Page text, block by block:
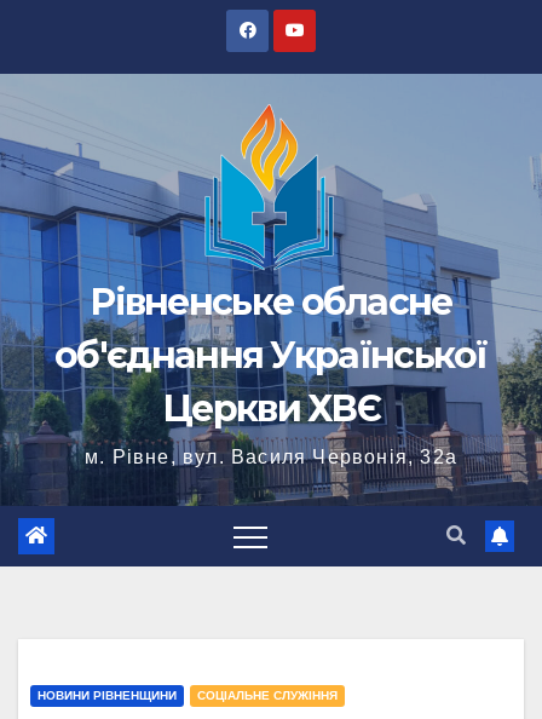
Рівненське обласне
об'єднання Української
Церкви ХВЄ
м. Рівне, вул. Василя Червонія, 32а
НОВИНИ РІВНЕНЩИНИ СОЦІАЛЬНЕ СЛУЖІННЯ